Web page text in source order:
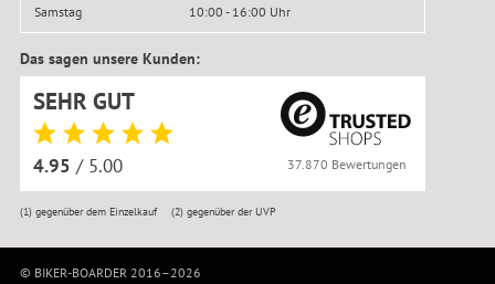
Samstag
10:00 - 16:00 Uhr
Das sagen unsere Kunden:
SEHR GUT
4.95 / 5.00 37.870 Bewertungen
(1)gegenüber dem Einzelkauf (2) gegenüber der UVP
© BIKER-BOARDER 2016–2026